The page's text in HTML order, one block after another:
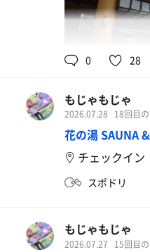
水
0 28
もじゃもじゃ
2026.07.28 18回目
花の湯 SAUNA
チェックイン
スポドリ
もじゃもじゃ
2026.07.27 15回目